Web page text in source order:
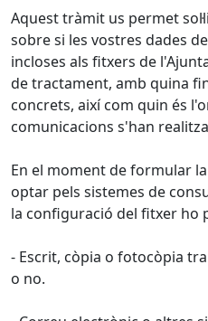
Aquest tràmit us permet
sobre si les vostres dades
incloses als fitxers de
de tractament, amb quina
concrets, així com quin és
comunicacions s'han
En el moment de formular
optar pels sistemes de
la configuració del fitxer ho
- Escrit, còpia o fotocòpia
o no.